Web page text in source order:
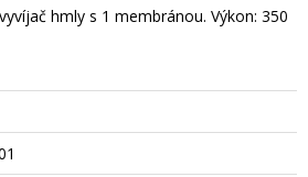
hmly s 1 membránou. Výkon: 350